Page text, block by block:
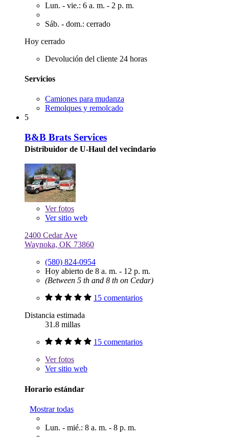
Lun. - vie.: 6 a. m. - 2 p. m.
Sáb. - dom.: cerrado
Hoy cerrado
Devolución del cliente 24 horas
Servicios
Camiones para mudanza
Remolques y remolcado
5
B&B Brats Services
Distribuidor de U-Haul del vecindario
Verfotos
Ver sitio web
2400 Cedar Ave
Waynoka, OK 73860
(580) 824-0954
Hoy abierto de 8 a. m. - 12 p. m.
(Between 5 th and 8 th on Cedar)
15 comentarios
Distancia estimada
31.8 millas
15 comentarios
Verfotos
Ver sitio web
Horario estándar
Mostrar todas
Lun. - mié.: 8 a. m. - 8 p. m.